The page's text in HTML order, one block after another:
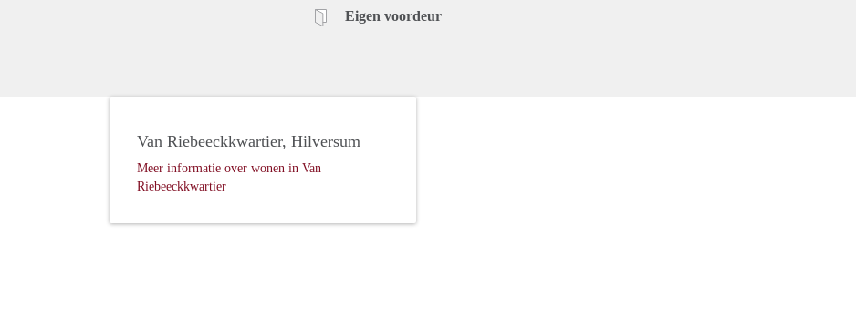
Eigen voordeur
Van Riebeeckkwartier, Hilversum
Meer informatie over wonen in Van
Riebeeckkwartier